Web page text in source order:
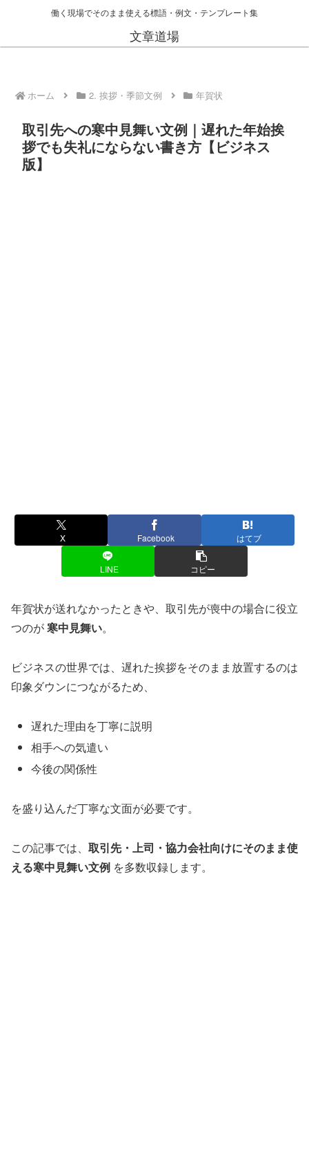
働く現場でそのまま使える標語・例文・テンプレート集
文章道場
ホーム 2. 挨拶・季節文例 年賀状
取引先への寒中見舞い文例｜遅れた年始挨
拶でも失礼にならない書き方【ビジネス
版】
X Facebook はてブ
LINE コピー
年賀状が送れなかったときや、取引先が喪中の場合に役立
つのが寒中見舞い。
ビジネスの世界では、遅れた挨拶をそのまま放置するのは
印象ダウンにつながるため、
遅れた理由を丁寧に説明
相手への気遣い
今後の関係性
を盛り込んだ丁寧な文面が必要です。
この記事では、 取引先・上司・協力会社向けにそのまま使
える寒中見舞い文例 を多数収録します。